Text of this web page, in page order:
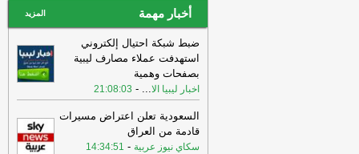
أخبار مهمة المزيد
ضبط شبكة احتيال إلكتروني
استهدفت عملاء مصارف ليبية
بصفحات وهمية
اخبار ليبيا الا...
-
21:08:03
السعودية تعلن اعتراض مسيرات
قادمة من العراق
سكاي نيوز عربية -
14:34:51